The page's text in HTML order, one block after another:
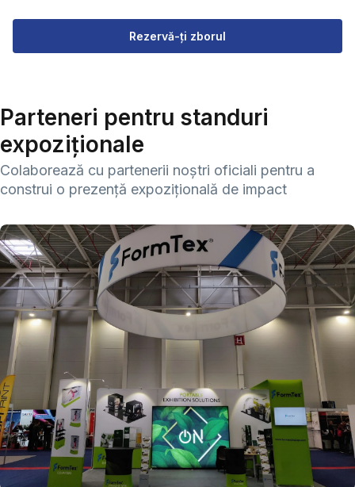
Rezervă-ți zborul
Parteneri pentru standuri
expoziționale
Colaborează cu partenerii noștri oficiali pentru a
construi o prezență expozițională de impact